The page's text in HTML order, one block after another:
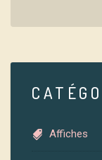
Affiches